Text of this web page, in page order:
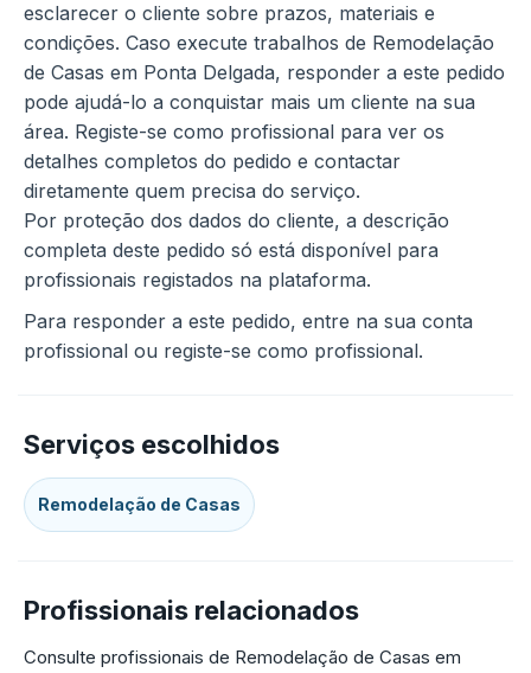
esclarecer o cliente sobre prazos, materiais e
condições. Caso execute trabalhos de Remodelação
de Casas em Ponta Delgada, responder a este pedido
pode ajudá-lo a conquistar mais um cliente na sua
área. Registe-se como profissional para ver os
detalhes completos do pedido e contactar
diretamente quem precisa do serviço.
Por proteção dos dados do cliente, a descrição
completa deste pedido só está disponível para
profissionais registados na plataforma.
Para responder a este pedido, entre na sua conta
profissional ou registe-se como profissional.
Serviços escolhidos
Remodelação de Casas
Profissionais relacionados
Consulte profissionais de Remodelação de Casas em